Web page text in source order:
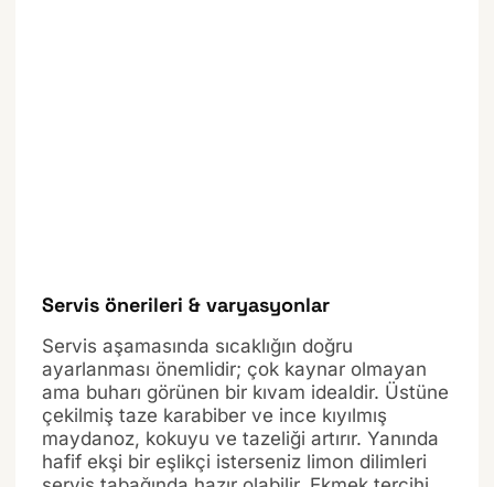
Servis önerileri & varyasyonlar
Servis aşamasında sıcaklığın doğru
ayarlanması önemlidir; çok kaynar olmayan
ama buharı görünen bir kıvam idealdir. Üstüne
çekilmiş taze karabiber ve ince kıyılmış
maydanoz, kokuyu ve tazeliği artırır. Yanında
hafif ekşi bir eşlikçi isterseniz limon dilimleri